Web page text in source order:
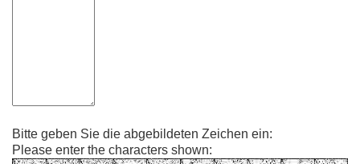
Bitte geben Sie die abgebildeten Zeichen ein:
Please enter the characters shown: